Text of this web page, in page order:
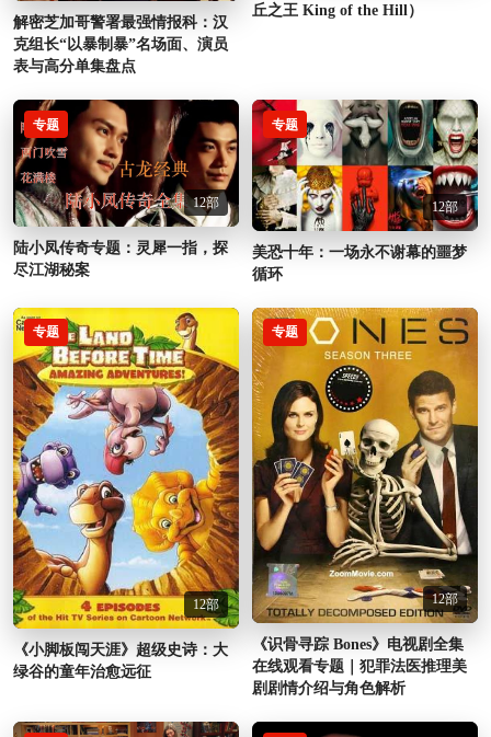
解密芝加哥警署最强情报科：汉
克组长“以暴制暴”名场面、演员
表与高分单集盘点
丘之王 King of the Hill）
专题
12部
陆小凤传奇专题：灵犀一指，探
尽江湖秘案
专题
12部
美恐十年：一场永不谢幕的噩梦
循环
专题
12部
《小脚板闯天涯》超级史诗：大
绿谷的童年治愈远征
专题
12部
《识骨寻踪 Bones》电视剧全集
在线观看专题｜犯罪法医推理美
剧剧情介绍与角色解析